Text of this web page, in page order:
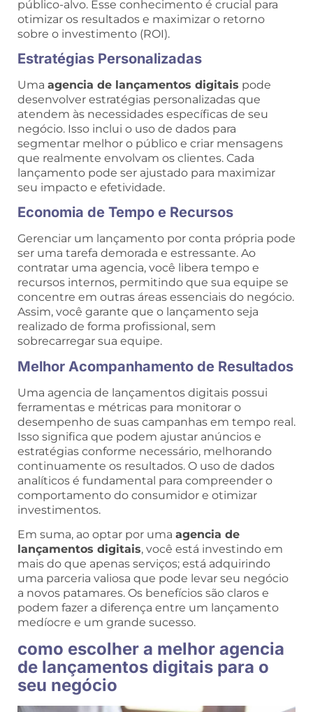
público-alvo. Esse conhecimento é crucial para
otimizar os resultados e maximizar o retorno
sobre o investimento (ROI).
Estratégias Personalizadas
Uma agencia de lançamentos digitais pode
desenvolver estratégias personalizadas que
atendem às necessidades específicas de seu
negócio. Isso inclui o uso de dados para
segmentar melhor o público e criar mensagens
que realmente envolvam os clientes. Cada
lançamento pode ser ajustado para maximizar
seu impacto e efetividade.
Economia de Tempo e Recursos
Gerenciar um lançamento por conta própria pode
ser uma tarefa demorada e estressante. Ao
contratar uma agencia, você libera tempo e
recursos internos, permitindo que sua equipe se
concentre em outras áreas essenciais do negócio.
Assim, você garante que o lançamento seja
realizado de forma profissional, sem
sobrecarregar sua equipe.
Melhor Acompanhamento de Resultados
Uma agencia de lançamentos digitais possui
ferramentas e métricas para monitorar o
desempenho de suas campanhas em tempo real.
Isso significa que podem ajustar anúncios e
estratégias conforme necessário, melhorando
continuamente os resultados. O uso de dados
analíticos é fundamental para compreender o
comportamento do consumidor e otimizar
investimentos.
Em suma, ao optar por uma agencia de
lançamentos digitais, você está investindo em
mais do que apenas serviços; está adquirindo
uma parceria valiosa que pode levar seu negócio
a novos patamares. Os benefícios são claros e
podem fazer a diferença entre um lançamento
medíocre e um grande sucesso.
como escolher a melhor agencia
de lançamentos digitais para o
seu negócio